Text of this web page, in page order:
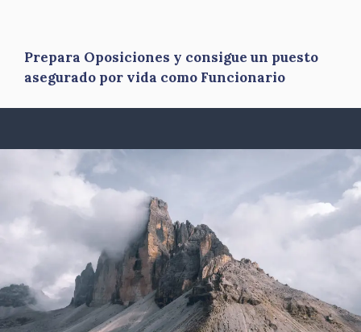
Prepara Oposiciones y consigue un puesto
asegurado por vida como Funcionario